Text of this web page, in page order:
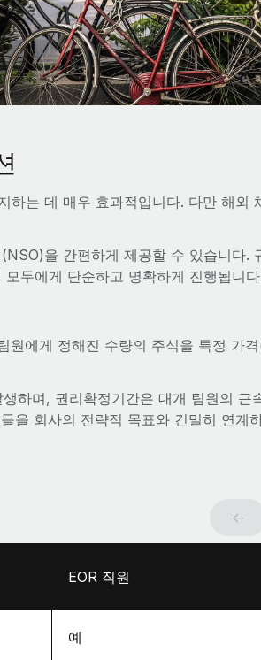
하는 데 매우 효과적입니다. 다만 해외
을 간편하게 제공할 수 있습니다.
두에게 단순하고 명확하게 진행됩니
원에게 정해진 수량의 주식을 특정 가
하며, 권리확정기간은 대개 팀원의 근
을 회사의 전략적 목표와 긴밀히 연계
←
EOR 직원
예